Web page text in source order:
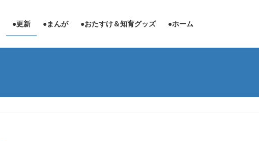
●更新 ●まんが ●おたすけ＆知育グッズ ●ホーム